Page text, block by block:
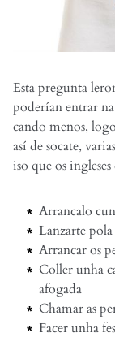
Esta pregunta
poderían entrar
cando menos,
así de socate,
iso que os
Arrancalo
Lanzarte
Arrancar os
Coller unha
afogada
Chamar as
Facer unha